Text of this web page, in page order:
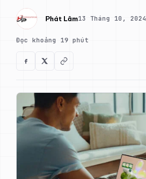
Phát Lâm13 Tháng 10, 2024
Đọc khoảng 19 phút